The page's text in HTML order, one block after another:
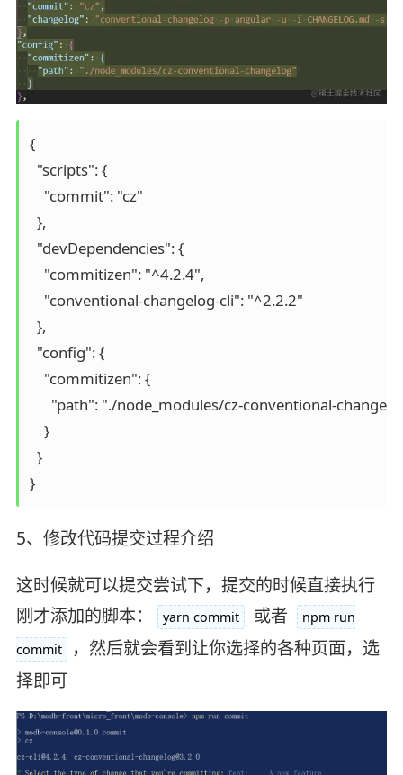
{
  "scripts": {
    "commit": "cz"
  },
  "devDependencies": {
    "commitizen": "^4.2.4",
    "conventional-changelog-cli": "^2.2.2"
  },
  "config": {
    "commitizen": {
"path": "./node_modules/cz-conventional-
    }
  }
}
5、修改代码提交过程介绍
这时候就可以提交尝试下，提交的时候直接执行
刚才添加的脚本：
yarn commit 或者
npm run
commit
，然后就会看到让你选择的各种页面，选
择即可